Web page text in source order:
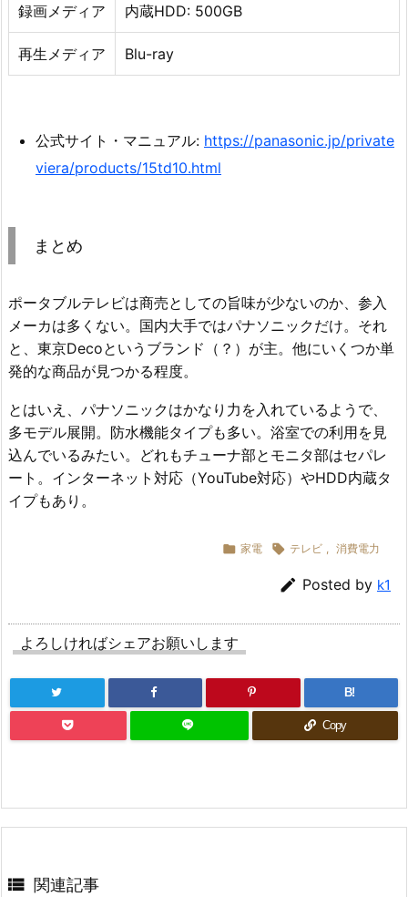
録画メディア 内蔵HDD: 500GB
再生メディア Blu-ray
公式サイト・マニュアル: https://panasonic.jp/private
viera/products/15td10.html
まとめ
ポータブルテレビは商売としての旨味が少ないのか、参入
メーカは多くない。国内大手ではパナソニックだけ。それ
と、東京Decoというブランド（？）が主。他にいくつか単
発的な商品が見つかる程度。
とはいえ、パナソニックはかなり力を入れているようで、
多モデル展開。防水機能タイプも多い。浴室での利用を見
込んでいるみたい。どれもチューナ部とモニタ部はセパレ
ート。インターネット対応（YouTube対応）やHDD内蔵タ
イプもあり。
 家電  テレビ , 消費電力
 Posted by k1
よろしければシェアお願いします
B!
Copy
 関連記事